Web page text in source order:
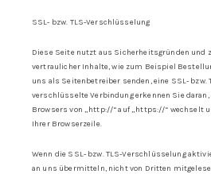
SSL- bzw. TLS-Verschlüsselung
Diese Seite nutzt aus Sicherheitsgründen und
vertraulicher Inhalte, wie zum Beispiel
uns als Seitenbetreiber senden, eine SSL- bzw.
verschlüsselte Verbindung erkennen Sie
Browsers von „http://“ auf „https://“ wechselt
Ihrer Browserzeile.
Wenn die SSL- bzw. TLS-Verschlüsselung
an uns übermitteln, nicht von Dritten